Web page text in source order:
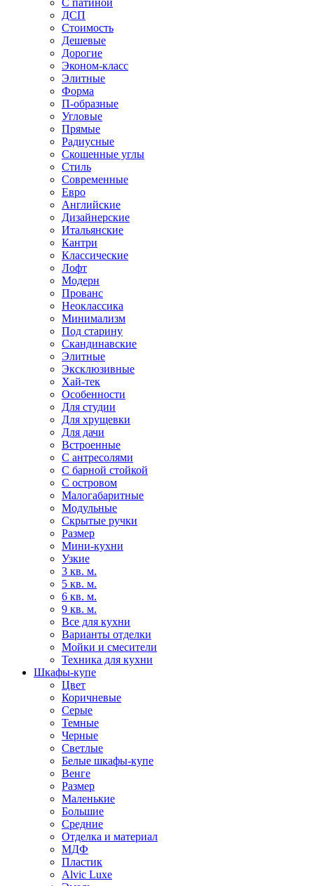
С патиной
ДСП
Стоимость
Дешевые
Дорогие
Эконом-класс
Элитные
Форма
П-образные
Угловые
Прямые
Радиусные
Скошенные углы
Стиль
Современные
Евро
Английские
Дизайнерские
Итальянские
Кантри
Классические
Лофт
Модерн
Прованс
Неоклассика
Минимализм
Под старину
Скандинавские
Элитные
Эксклюзивные
Хай-тек
Особенности
Для студии
Для хрущевки
Для дачи
Встроенные
С антресолями
С барной стойкой
С островом
Малогабаритные
Модульные
Скрытые ручки
Размер
Мини-кухни
Узкие
3 кв. м.
5 кв. м.
6 кв. м.
9 кв. м.
Все для кухни
Варианты отделки
Мойки и смесители
Техника для кухни
Шкафы-купе
Цвет
Коричневые
Серые
Темные
Черные
Светлые
Белые шкафы-купе
Венге
Размер
Маленькие
Большие
Средние
Отделка и материал
МДФ
Пластик
Alvic Luxe